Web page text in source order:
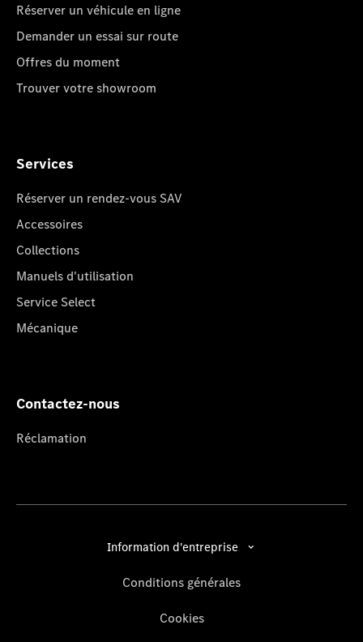
Réserver un véhicule en ligne
Demander un essai sur route
Offres du moment
Trouver votre showroom
Services
Réserver un rendez-vous SAV
Accessoires
Collections
Manuels d'utilisation
Service Select
Mécanique
Contactez-nous
Réclamation
Information d'entreprise
Conditions générales
Cookies